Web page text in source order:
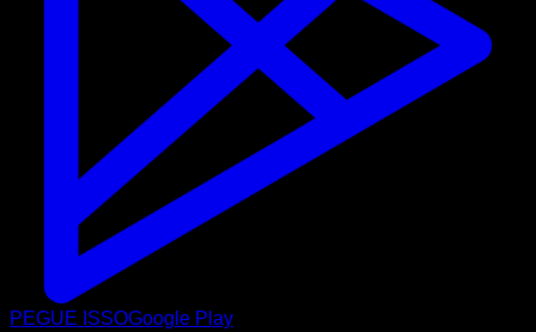
PEGUE ISSOGoogle Play